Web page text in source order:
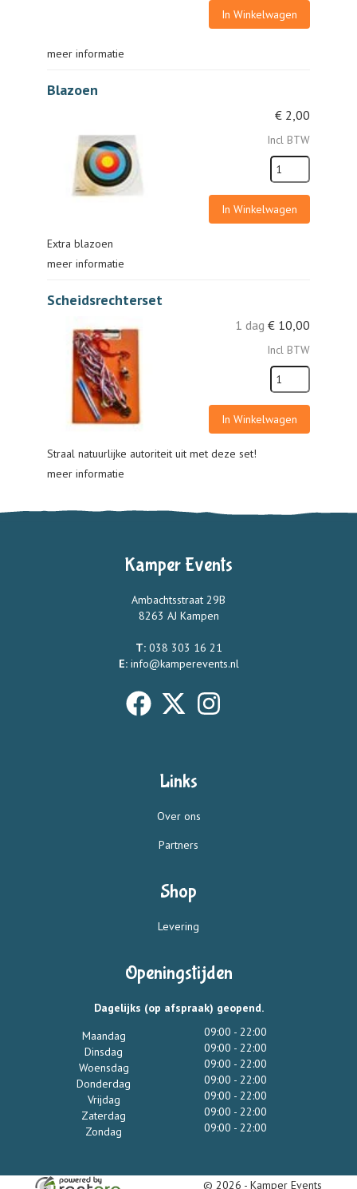
In Winkelwagen
meer informatie
Blazoen
€ 2,00
Incl BTW
In Winkelwagen
Extra blazoen
meer informatie
Scheidsrechterset
1 dag € 10,00
Incl BTW
In Winkelwagen
Straal natuurlijke autoriteit uit met deze set!
meer informatie
Kamper Events
Ambachtsstraat 29B
8263 AJ Kampen
T: 038 303 16 21
E: info@kamperevents.nl
Links
Over ons
Partners
Shop
Levering
Openingstijden
Dagelijks (op afspraak) geopend.
Maandag
Dinsdag
Woensdag
Donderdag
Vrijdag
Zaterdag
Zondag
09:00 - 22:00
09:00 - 22:00
09:00 - 22:00
09:00 - 22:00
09:00 - 22:00
09:00 - 22:00
09:00 - 22:00
© 2026 - Kamper Events